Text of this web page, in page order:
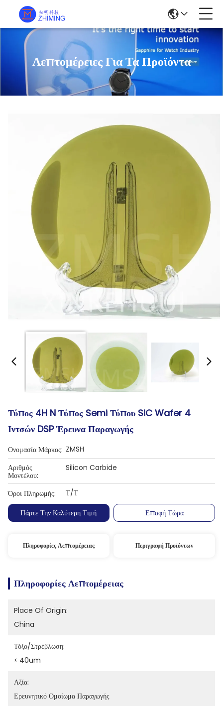
Λεπτομέρειες Για Τα Προϊόντα
Τύπος 4H N Τύπος Semi Τύπου SiC Wafer 4
Ιντσών DSP Έρευνα Παραγωγής
Ονομασία Μάρκας: ZMSH
Αριθμός
Μοντέλου:
Silicon Carbide
Όροι Πληρωμής:
Τ/Τ
Πάρτε Την Καλύτερη Τιμή
Επαφή Τώρα
Πληροφορίες Λεπτομέρειας Περιγραφή Προϊόντων
Πληροφορίες Λεπτομέρειας
Place Of Origin:
China
Τόξο/στρέβλωση:
≤ 40um
Αξία:
Ερευνητικό Ομοίωμα Παραγωγής